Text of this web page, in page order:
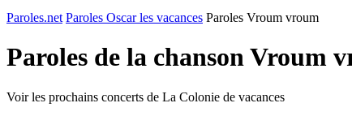
Paroles.net Paroles Oscar les vacances Paroles Vroum vroum
Paroles de la chanson Vroum
Voir les prochains concerts de La Colonie de vacances